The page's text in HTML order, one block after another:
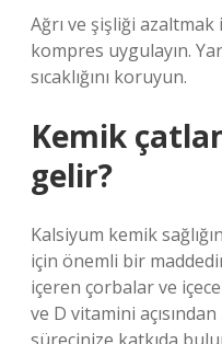
Ağrı ve şişliği
kompres uygulayın.
sıcaklığını koruyun.
Kemik
gelir?
Kalsiyum kemik
için önemli bir
içeren çorbalar ve
ve D vitamini